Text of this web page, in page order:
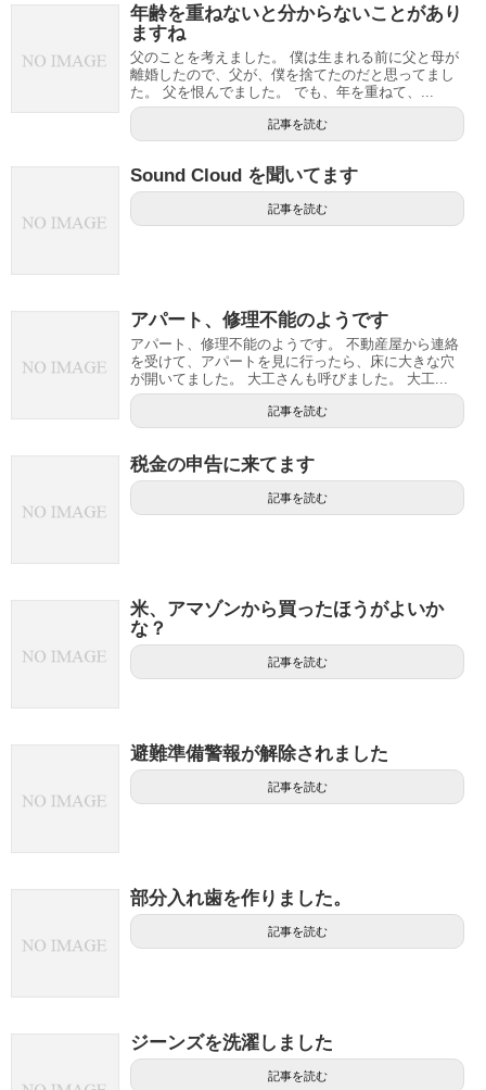
年齢を重ねないと分からないことがあり
ますね
父のことを考えました。 僕は生まれる前に父と母が
離婚したので、父が、僕を捨てたのだと思ってまし
た。 父を恨んでました。 でも、年を重ねて、...
記事を読む
Sound Cloud を聞いてます
記事を読む
アパート、修理不能のようです
アパート、修理不能のようです。 不動産屋から連絡
を受けて、アパートを見に行ったら、床に大きな穴
が開いてました。 大工さんも呼びました。 大工...
記事を読む
税金の申告に来てます
記事を読む
米、アマゾンから買ったほうがよいか
な？
記事を読む
避難準備警報が解除されました
記事を読む
部分入れ歯を作りました。
記事を読む
ジーンズを洗濯しました
記事を読む